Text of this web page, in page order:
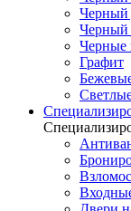
Черный
Черный
Черные
Графит